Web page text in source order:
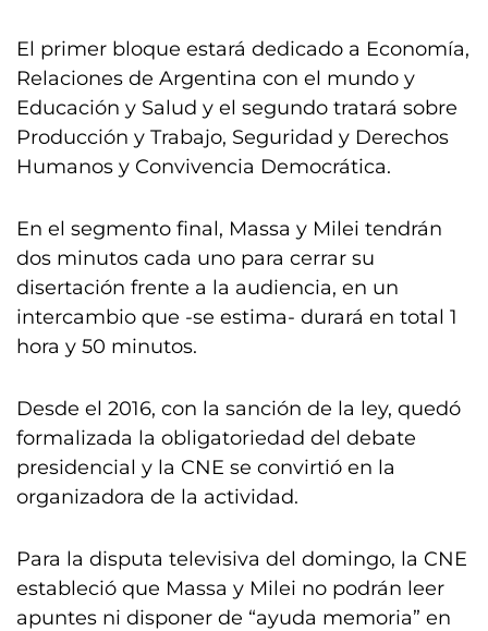
El primer bloque estará dedicado a Economía,
Relaciones de Argentina con el mundo y
Educación y Salud y el segundo tratará sobre
Producción y Trabajo, Seguridad y Derechos
Humanos y Convivencia Democrática.
En el segmento final, Massa y Milei tendrán
dos minutos cada uno para cerrar su
disertación frente a la audiencia, en un
intercambio que -se estima- durará en total 1
hora y 50 minutos.
Desde el 2016, con la sanción de la ley, quedó
formalizada la obligatoriedad del debate
presidencial y la CNE se convirtió en la
organizadora de la actividad.
Para la disputa televisiva del domingo, la CNE
estableció que Massa y Milei no podrán leer
apuntes ni disponer de “ayuda memoria” en